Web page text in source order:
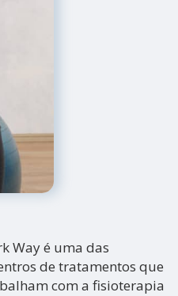
Way é uma das
de tratamentos que
com a fisioterapia